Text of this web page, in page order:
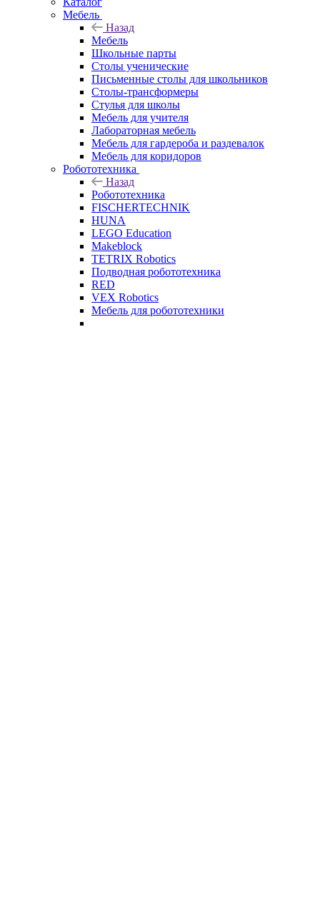
Мебель
Назад
Мебель
Школьные парты
Столы ученические
Письменные столы для школьников
Столы-трансформеры
Стулья для школы
Мебель для учителя
Лабораторная мебель
Мебель для гардероба и раздевалок
Мебель для коридоров
Робототехника
Назад
Робототехника
FISCHERTECHNIK
HUNA
LEGO Education
Makeblock
TETRIX Robotics
Подводная робототехника
RED
VEX Robotics
Мебель для робототехники